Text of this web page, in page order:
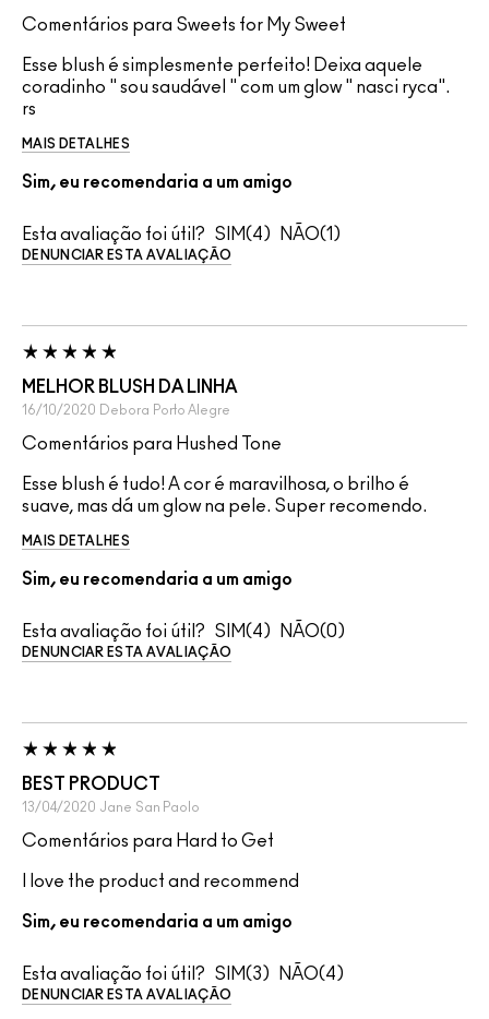
Comentários para Sweets for My Sweet
Esse blush é simplesmente perfeito! Deixa aquele
coradinho " sou saudável " com um glow " nasci ryca".
rs
MAIS DETALHES
Sim, eu recomendaria a um amigo
Esta avaliação foi útil? 4 1
DENUNCIAR ESTA AVALIAÇÃO
MELHOR BLUSH DA LINHA
16/10/2020 Debora Porto Alegre
Comentários para Hushed Tone
Esse blush é tudo! A cor é maravilhosa, o brilho é
suave, mas dá um glow na pele. Super recomendo.
MAIS DETALHES
Sim, eu recomendaria a um amigo
Esta avaliação foi útil? 4 0
DENUNCIAR ESTA AVALIAÇÃO
BEST PRODUCT
13/04/2020 Jane San Paolo
Comentários para Hard to Get
I love the product and recommend
Sim, eu recomendaria a um amigo
Esta avaliação foi útil? 3 4
DENUNCIAR ESTA AVALIAÇÃO